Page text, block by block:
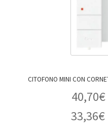
40,70€
33,36€